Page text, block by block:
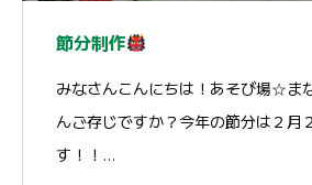
節分制作
みなさんこんにちは！あそび場☆ま
んご存じですか？今年の節分は２月
す！！…